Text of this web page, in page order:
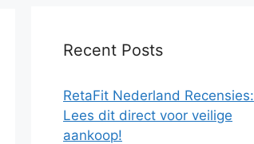
Recent Posts
RetaFit Nederland Recensies:
Lees dit direct voor veilige
aankoop!